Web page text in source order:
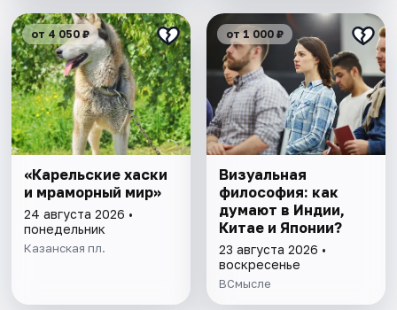
от 4 050 ₽
«Карельские хаски
и мраморный мир»
24 августа 2026 •
понедельник
Казанская пл.
от 1 000 ₽
Визуальная
философия: как
думают в Индии,
Китае и Японии?
23 августа 2026 •
воскресенье
ВСмысле